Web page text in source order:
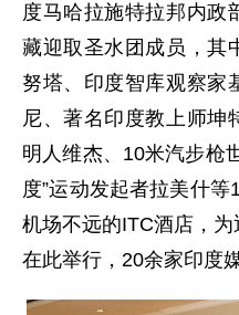
度马哈拉施特拉邦内政
藏迎取圣水团成员，其
努塔、印度智库观察家
尼、著名印度教上师坤
明人维杰、10米汽步枪
度”运动发起者拉美什
机场不远的ITC酒店，
在此举行，20余家印度